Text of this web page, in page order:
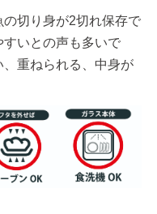
切り身が2切れ保存で
いとの声も多いで
重ねられる、中身が